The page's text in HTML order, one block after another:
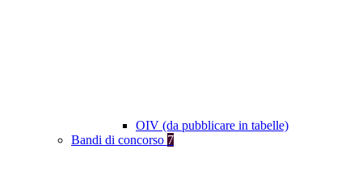
OIV (da pubblicare in tabelle)
Bandi di concorso 7